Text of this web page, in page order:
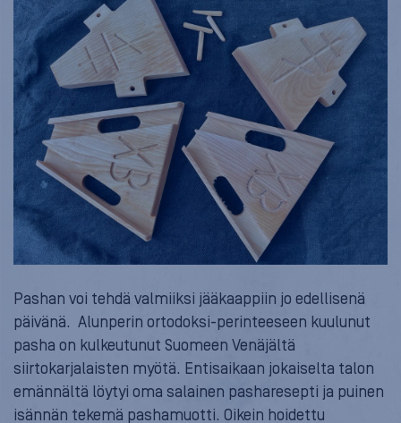
Pashan voi tehdä valmiiksi jääkaappiin jo edellisenä
päivänä. Alunperin ortodoksi-perinteeseen kuulunut
pasha on kulkeutunut Suomeen Venäjältä
siirtokarjalaisten myötä. Entisaikaan jokaiselta talon
emännältä löytyi oma salainen pasharesepti ja puinen
isännän tekemä pashamuotti. Oikein hoidettu